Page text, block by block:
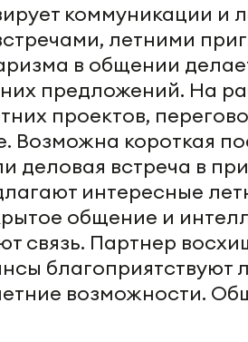
коммуникации и
летними
в общении
предложений. На
проектов,
Возможна короткая
деловая встреча в
интересные
общение и
связь. Партнер
благоприятствуют
возможности.